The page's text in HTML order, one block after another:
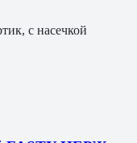
с насечкой